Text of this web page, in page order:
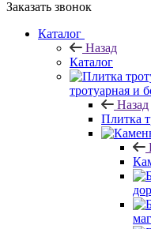
Заказать звонок
Каталог
Назад
Каталог
тротуарная и
Назад
Плитка